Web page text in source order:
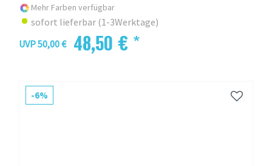
Mehr Farben verfügbar
sofort lieferbar (1-3Werktage)
UVP 50,00 €
48,50 € *
-6%